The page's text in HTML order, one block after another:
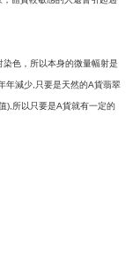
色，所以本身的微量幅射是
年減少 只要是天然的A貨翡翠
), 所以只要是A貨就有一定的